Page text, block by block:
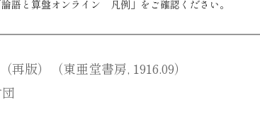
論語と算盤オンライン 凡例 」をご確認ください。
版）（東亜堂書房, 1916.09）